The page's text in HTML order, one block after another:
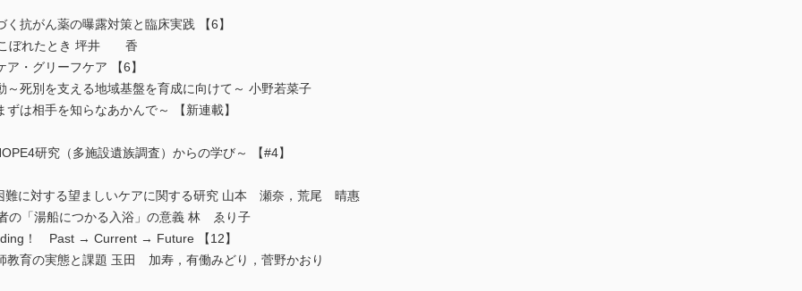
抗がん薬の曝露対策と臨床実践 【6】
こぼれたとき 坪井 香
・グリーフケア 【6】
～死別を支える地域基盤を育成に向けて～ 小野若菜子
は相手を知らなあかんで～ 【新連載】
研究（多施設遺族調査）からの学び～ 【#4】
難に対する望ましいケアに関する研究 山本 瀬奈，荒尾 晴惠
の「湯船につかる入浴」の意義 林 ゑり子
！ Past → Current → Future 【12】
教育の実態と課題 玉田 加寿，有働みどり，菅野かおり